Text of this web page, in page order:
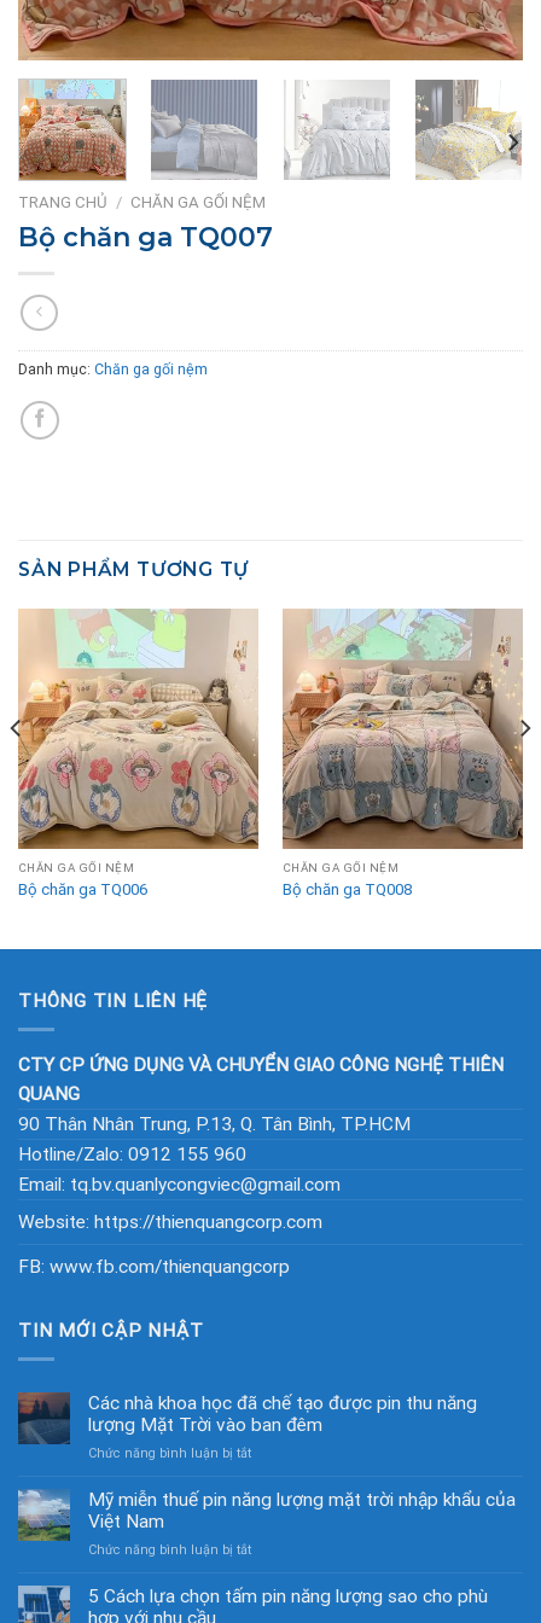
TRANG CHỦ / CHĂN GA GỐI NỆM
Bộ chăn ga TQ007
Danh mục: Chăn ga gối nệm
SẢN PHẨM TƯƠNG TỰ
CHĂN GA GỐI NỆM
Bộ chăn ga TQ006
CHĂN GA GỐI NỆM
Bộ chăn ga TQ008
THÔNG TIN LIÊN HỆ
CTY CP ỨNG DỤNG VÀ CHUYỂN GIAO CÔNG NGHỆ THIÊN
QUANG
90 Thân Nhân Trung, P.13, Q. Tân Bình, TP.HCM
Hotline/Zalo: 0912 155 960
Email: tq.bv.quanlycongviec@gmail.com
Website: https://thienquangcorp.com
FB: www.fb.com/thienquangcorp
TIN MỚI CẬP NHẬT
Các nhà khoa học đã chế tạo được pin thu năng
lượng Mặt Trời vào ban đêm
Chức năng bình luận bị tắtở
nhà
khoa
đã
tạo
Mỹ miễn thuế pin năng lượng mặt trời nhập khẩu của
Việt Nam
Chức năng bình luận bị tắtở
miễn
thuế
5 Cách lựa chọn tấm pin năng lượng sao cho phù
hợp với nhu cầu